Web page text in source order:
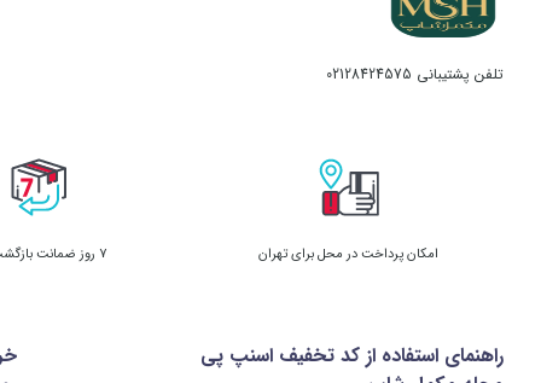
تلفن پشتیبانی 02128424575
امکان پرداخت در محل برای تهران 7 روز ضمانت بازگشت کالا
راهنمای استفاده از کد تخفیف اسنپ پی